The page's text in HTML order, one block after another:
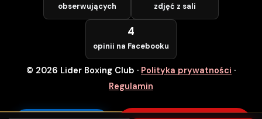
Numer Telefonu *
POTWIERDZAM — WCHODZĘ ZA
DARMO
obserwujących zdjęć z sali
4
opinii na Facebooku
© 2026 Lider Boxing Club · Polityka prywatności ·
Regulamin